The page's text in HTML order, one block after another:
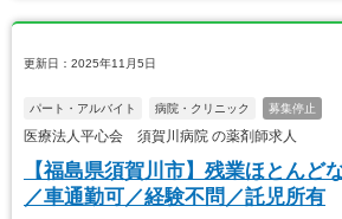
更新日：2025年11月5日
パート・アルバイト 病院・クリニック 募集停止
医療法人平心会 須賀川病院 の薬剤師求人
【福島県須賀川市】残業ほとんど
／車通勤可／経験不問／託児所有